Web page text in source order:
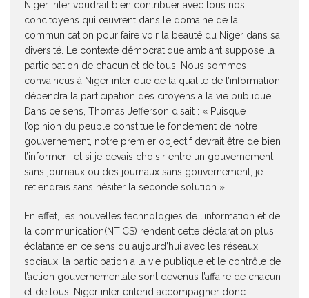
Niger Inter voudrait bien contribuer avec tous nos
concitoyens qui œuvrent dans le domaine de la
communication pour faire voir la beauté du Niger dans sa
diversité. Le contexte démocratique ambiant suppose la
participation de chacun et de tous. Nous sommes
convaincus à Niger inter que de la qualité de l’information
dépendra la participation des citoyens a la vie publique.
Dans ce sens, Thomas Jefferson disait : « Puisque
l’opinion du peuple constitue le fondement de notre
gouvernement, notre premier objectif devrait être de bien
l’informer ; et si je devais choisir entre un gouvernement
sans journaux ou des journaux sans gouvernement, je
retiendrais sans hésiter la seconde solution ».
En effet, les nouvelles technologies de l’information et de
la communication(NTICS) rendent cette déclaration plus
éclatante en ce sens qu aujourd’hui avec les réseaux
sociaux, la participation a la vie publique et le contrôle de
l’action gouvernementale sont devenus l’affaire de chacun
et de tous. Niger inter entend accompagner donc